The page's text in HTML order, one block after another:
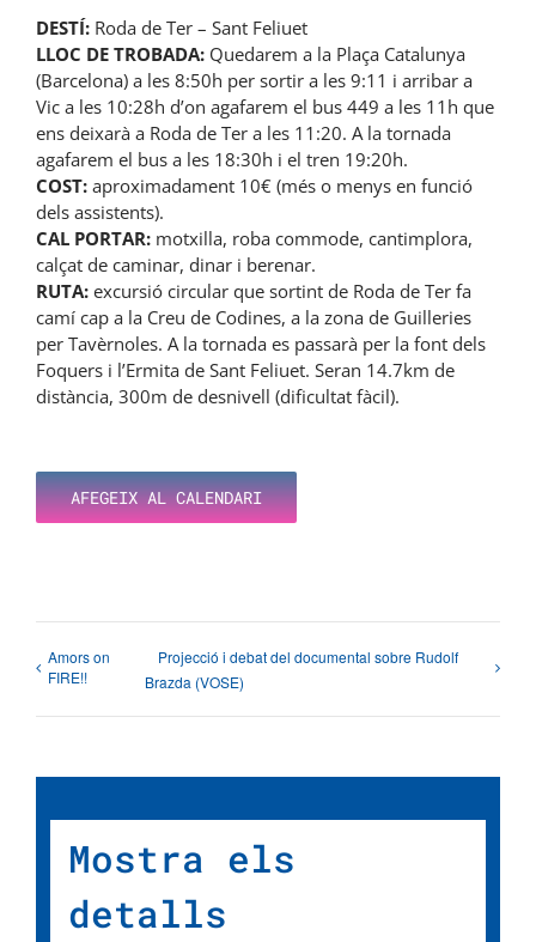
DESTÍ: Roda de Ter – Sant Feliuet
LLOC DE TROBADA: Quedarem a la Plaça Catalunya
(Barcelona) a les 8:50h per sortir a les 9:11 i arribar a
Vic a les 10:28h d’on agafarem el bus 449 a les 11h que
ens deixarà a Roda de Ter a les 11:20. A la tornada
agafarem el bus a les 18:30h i el tren 19:20h.
COST: aproximadament 10€ (més o menys en funció
dels assistents).
CAL PORTAR: motxilla, roba commode, cantimplora,
calçat de caminar, dinar i berenar.
RUTA: excursió circular que sortint de Roda de Ter fa
camí cap a la Creu de Codines, a la zona de Guilleries
per Tavèrnoles. A la tornada es passarà per la font dels
Foquers i l’Ermita de Sant Feliuet. Seran 14.7km de
distància, 300m de desnivell (dificultat fàcil).
AFEGEIX AL CALENDARI
Amors on
FIRE!!
Projecció i debat del documental sobre Rudolf
Brazda (VOSE)
Mostra els
detalls